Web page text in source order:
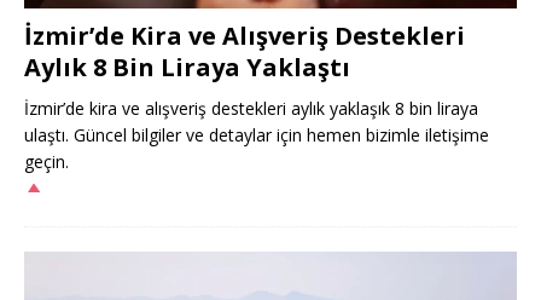
İzmir’de Kira ve Alışveriş Destekleri
Aylık 8 Bin Liraya Yaklaştı
İzmir’de kira ve alışveriş destekleri aylık yaklaşık 8 bin liraya
ulaştı. Güncel bilgiler ve detaylar için hemen bizimle iletişime
geçin.